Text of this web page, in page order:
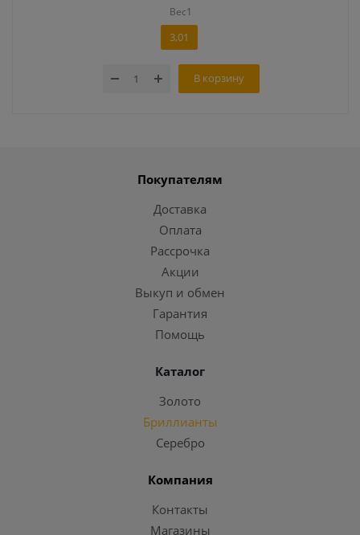
Вес1
3,01
В корзину
Покупателям
Доставка
Оплата
Рассрочка
Акции
Выкуп и обмен
Гарантия
Помощь
Каталог
Золото
Бриллианты
Серебро
Компания
Контакты
Магазины